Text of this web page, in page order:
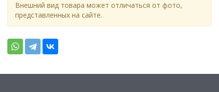
Внешний вид товара может отличаться от фото,
представленных на сайте.